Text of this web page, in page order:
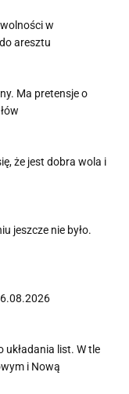
w
aresztu
Ma pretensje o
że jest dobra wola i
jeszcze nie było.
list. W tle
i Nową